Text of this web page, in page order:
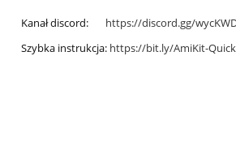
Kanał discord: https://discord.gg/
Szybka instrukcja: https://bit.ly/AmiKit-